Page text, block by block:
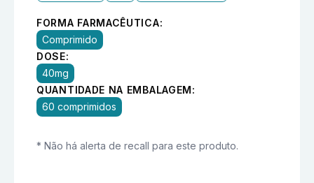
FORMA FARMACÊUTICA:
Comprimido
DOSE:
40mg
QUANTIDADE NA EMBALAGEM:
60 comprimidos
* Não há alerta de recall para este produto.